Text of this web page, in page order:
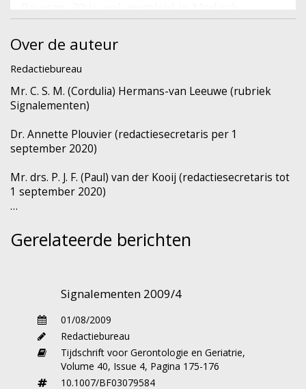
Beeldvormende en Radiotherapeutische
Technieken, onderzocht verschillende
(EEG) als potentiële nieuwe biomarker voor het
stellen van de diagnose, het monitoren van
het ziektebeloop en het vervolgen van de
effecten van therapeutische interventies. Uit
zijn promotieonderzoek blijkt dat EEG geen
maar wel mogelijk kan bijdragen aan het
monitoren van het ziektebeloop en het meten
Bij zijn onderzoek naar het neuro-anatomische
en een verminderd grijze stof volume in
bepaalde hersengebieden. Proefschrift
Functional and structural brain markers of
Alzheimer’s disease. Clinical studies using EEG
and VBM, Universiteit Maastricht, 9 april 2009,
224 p, ISBN 978 90 75579 39 0. Promotores
Over de auteur
Redactiebureau
Mr. C. S. M. (Cordulia) Hermans-van Leeuwe (rubriek
Signalementen)
Dr. Annette Plouvier (redactiesecretaris per 1
september 2020)
Mr. drs. P. J. F. (Paul) van der Kooij (redactiesecretaris tot
1 september 2020)
Gerelateerde berichten
Signalementen 2009/4
01/08/2009
Redactiebureau
Tijdschrift voor Gerontologie en Geriatrie,
Volume 40, Issue 4, Pagina 175-176
10.1007/BF03079584